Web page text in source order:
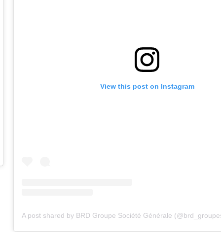
View this post on Instagram
A post shared by BRD Groupe Société Générale